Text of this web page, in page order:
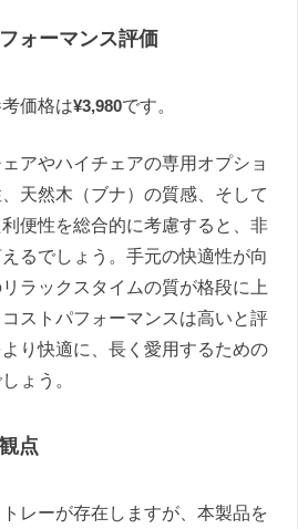
ォーマンス評価
価格は¥3,980です。
アやハイチェアの専用オプショ
天然木（ブナ）の質感、そして
便性を総合的に考慮すると、非
るでしょう。手元の快適性が向
ラックスタイムの質が格段に上
ストパフォーマンスは高いと評
り快適に、長く愛用するための
ょう。
点
レーが存在しますが、本製品を